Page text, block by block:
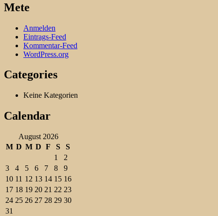
Mete
Anmelden
Eintrags-Feed
Kommentar-Feed
WordPress.org
Categories
Keine Kategorien
Calendar
August 2026
M D M D F S
S
1
2
3
4 5 6 7 8
9
10 11 12 13 14 15 16
17 18 19 20 21 22 23
24 25 26 27 28 29 30
31